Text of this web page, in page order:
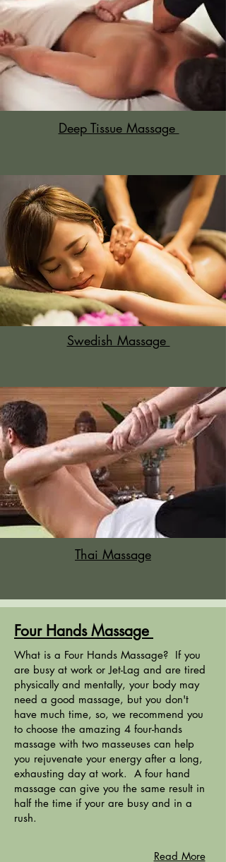
Deep Tissue Massage
Swedish Massage
Thai Massage
Four Hands Massage
What is a Four Hands Massage? If you
are busy at work or Jet-Lag and are tired
physically and mentally, your body may
need a good massage, but you don't
have much time, so, we recommend you
to choose the amazing 4 four-hands
massage with two masseuses can help
you rejuvenate your energy after a long,
exhausting day at work. A four hand
massage can give you the same result in
half the time if your are busy and in a
rush.
Read More